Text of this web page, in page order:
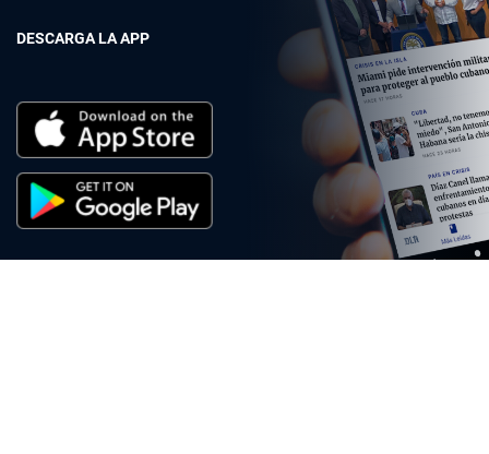
DESCARGA LA APP